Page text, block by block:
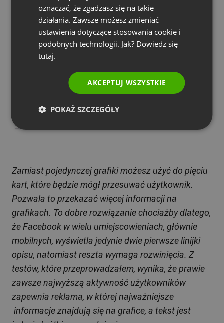
Zamiast pojedynczej grafiki możesz użyć do pięciu
kart, które będzie mógł przesuwać użytkownik.
Pozwala to przekazać więcej informacji na
grafikach. To dobre rozwiązanie chociażby dlatego,
że Facebook w wielu umiejscowieniach, głównie
mobilnych, wyświetla jedynie dwie pierwsze linijki
opisu, natomiast reszta wymaga rozwinięcia. Z
testów, które przeprowadzałem, wynika, że prawie
zawsze najwyższą aktywność użytkowników
zapewnia reklama, w której najważniejsze
informacje znajdują się na grafice, a tekst jest
ITALIAN
oznaczać, że zgadzasz się na takie
działania. Zawsze możesz zmieniać
ustawienia dotyczące stosowania cookie i
podobnych technologii. Jak? Dowiedz się
tutaj.
AKCEPTUJ WSZYSTKIE
POKAŻ SZCZEGÓŁY